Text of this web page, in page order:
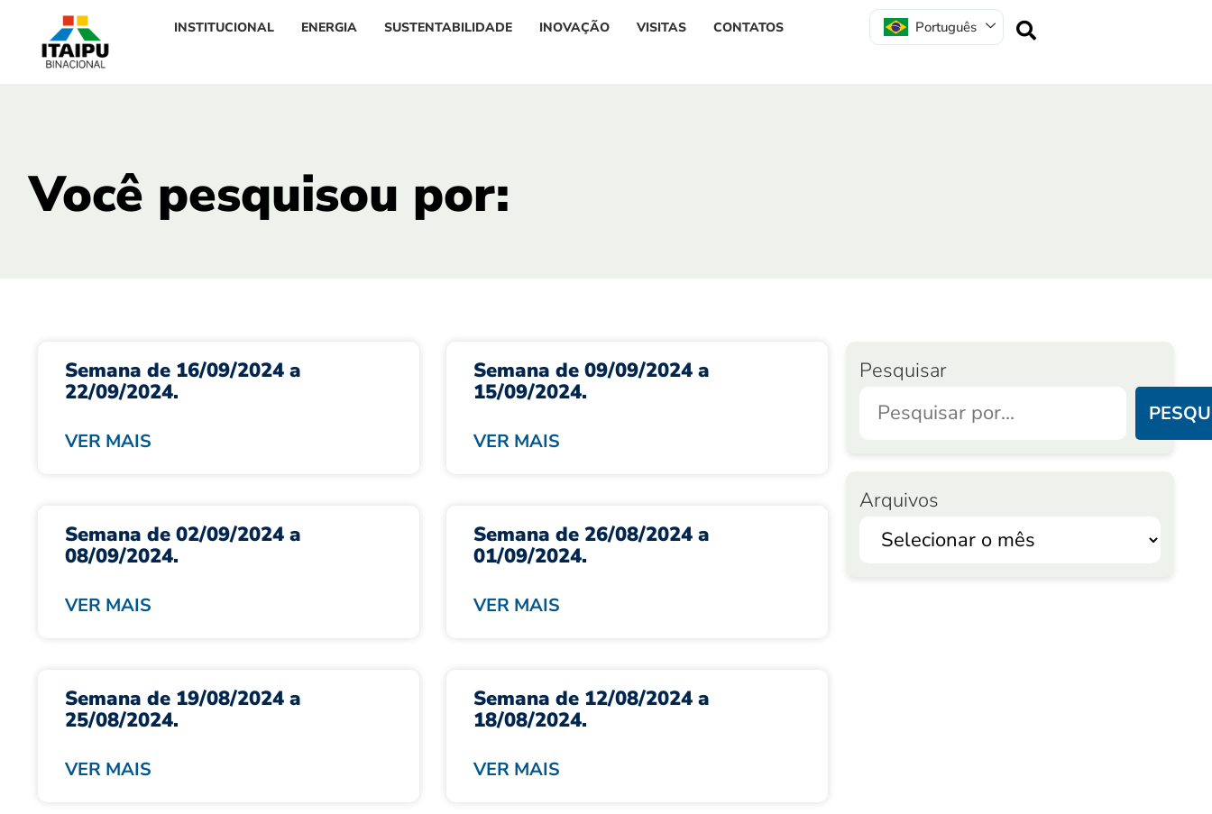
INSTITUCIONAL ENERGIA SUSTENTABILIDADE INOVAÇÃO VISITAS CONTATOS Português
Você pesquisou por:
Semana de 16/09/2024 a
22/09/2024.
VER MAIS
Semana de 09/09/2024 a
15/09/2024.
VER MAIS
Semana de 02/09/2024 a
08/09/2024.
VER MAIS
Semana de 26/08/2024 a
01/09/2024.
VER MAIS
Semana de 19/08/2024 a
25/08/2024.
VER MAIS
Semana de 12/08/2024 a
18/08/2024.
VER MAIS
Pesquisar
Arquivos